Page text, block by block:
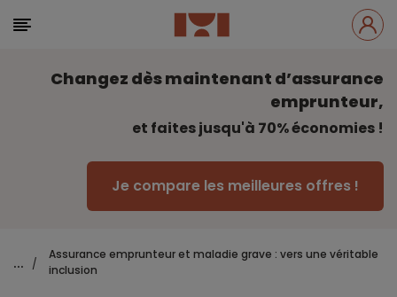
Changez dès maintenant d’assurance
emprunteur,
et faites jusqu'à 70% économies !
Je compare les meilleures offres !
... /
Assurance emprunteur et maladie grave : vers une véritable
inclusion